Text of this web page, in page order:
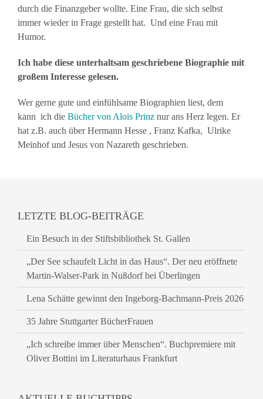
durch die Finanzgeber wollte. Eine Frau, die sich selbst
immer wieder in Frage gestellt hat. Und eine Frau mit
Humor.
Ich habe diese unterhaltsam geschriebene Biographie mit
großem Interesse gelesen.
Wer gerne gute und einfühlsame Biographien liest, dem
kann ich die Bücher von Alois Prinz nur ans Herz legen. Er
hat z.B. auch über Hermann Hesse , Franz Kafka, Ulrike
Meinhof und Jesus von Nazareth geschrieben.
LETZTE BLOG-BEITRÄGE
Ein Besuch in der Stiftsbibliothek St. Gallen
„Der See schaufelt Licht in das Haus“. Der neu eröffnete
Martin-Walser-Park in Nußdorf bei Überlingen
Lena Schätte gewinnt den Ingeborg-Bachmann-Preis 2026
35 Jahre Stuttgarter BücherFrauen
„Ich schreibe immer über Menschen“. Buchpremiere mit
Oliver Bottini im Literaturhaus Frankfurt